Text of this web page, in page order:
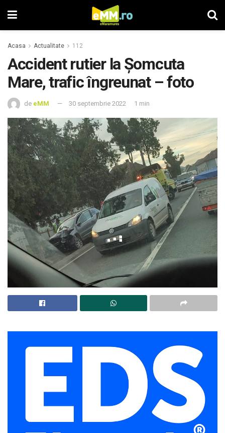
Acasa Actualitate 112
Accident rutier la Şomcuta
Mare, trafic îngreunat – foto
de eMM 30 septembrie 2022 1 min